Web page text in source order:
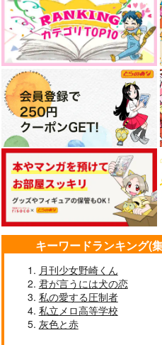
キーワードランキング(
月刊少女野崎くん
君が言うには犬の恋
私の愛する圧制者
私立メロ高等学校
灰色と赤